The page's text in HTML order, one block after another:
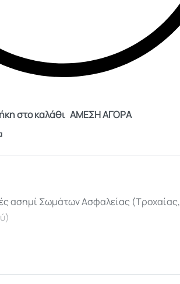
στο καλάθι ΑΜΕΣΗ ΑΓΟΡΑ
ασημί Σωμάτων Ασφαλείας (Τροχαίας,